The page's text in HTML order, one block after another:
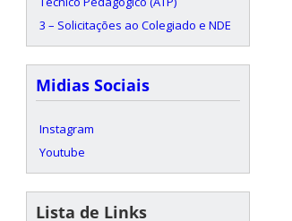
3 – Solicitações ao Colegiado e NDE
Midias Sociais
Instagram
Youtube
Lista de Links